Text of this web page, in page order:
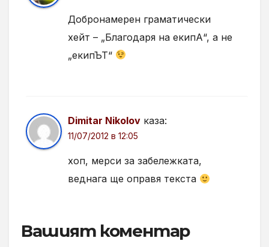
Добронамерен граматически
хейт – „Благодаря на екипА“, а не
„екипЪТ“
Dimitar Nikolov каза:
11/07/2012 в 12:05
хоп, мерси за забележката,
веднага ще оправя текста
Вашият коментар